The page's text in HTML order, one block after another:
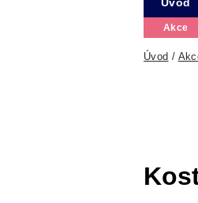
Akce
Úvod /